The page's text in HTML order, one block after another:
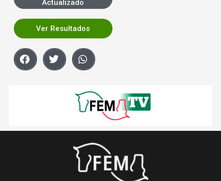
Actualizado
Ver Resultados